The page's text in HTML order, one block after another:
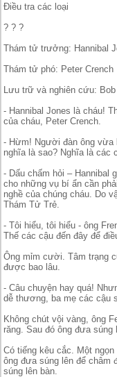
Điều tra các loại
? ? ?
Thám tử trưởng: Hannibal
Thám tử phó: Peter Crench
Lưu trữ và nghiên cứu: Bob
- Hannibal Jones là cháu!
của cháu, Peter Crench.
- Hừm! Người đàn ông vừa
nghĩa là sao? Nghĩa là các
- Dấu chấm hỏi – Hannibal
cho những vụ bí ẩn cần
nghề của chúng cháu. Do
Thám Tử Trẻ.
- Tôi hiểu, tôi hiểu - ông
Thế các cậu đến đây để
Ông mỉm cười. Tâm trạng
được bao lâu.
- Câu chuyện hay quá!
dễ thương, ba mẹ các cậu
Không chút vội vàng, ông
răng. Sau đó ông đưa súng
Có tiếng kêu cắc. Một
ông đưa súng lên để châm
súng lên bàn.